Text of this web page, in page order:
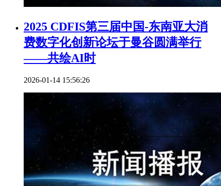
2025 CDFIS第三届中国-东南亚大消
费数字化创新论坛于曼谷圆满举行
——共绘AI时
2026-01-14 15:56:26